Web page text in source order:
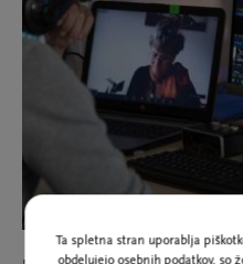
Ta spletna stran uporablja
obdelujejo osebnih podatkov, so